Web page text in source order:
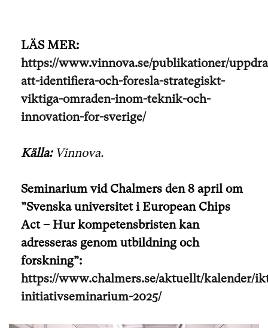
LÄS MER:
https://www.vinnova.se/publikationer/
att-identifiera-och-foresla-strategiskt-
viktiga-omraden-inom-teknik-och-
innovation-for-sverige/
Källa:Vinnova.
Seminarium vid Chalmers den 8 april om
”Svenska universitet i European Chips
Act – Hur kompetensbristen kan
adresseras genom utbildning och
forskning”:
https://www.chalmers.se/aktuellt/kalender/
initiativseminarium-2025/